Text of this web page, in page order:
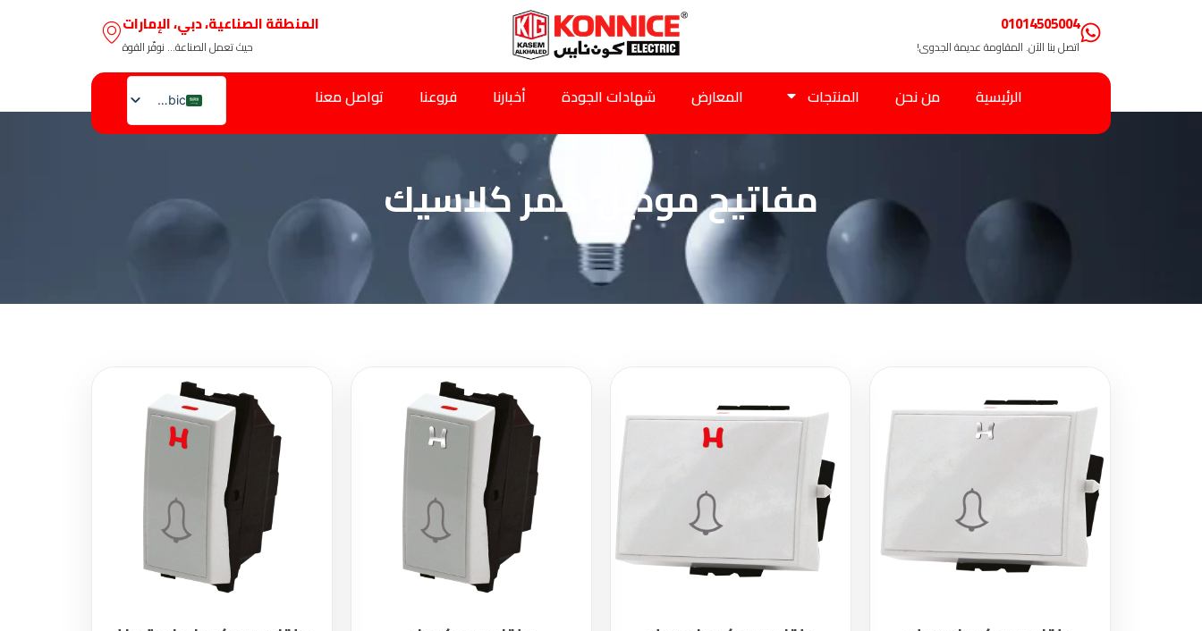
01014505004
اتصل بنا الآن. المقاومة عديمة الجدوى!
المنطقة الصناعية، دبي، الإمارات
حيث تعمل الصناعة… نوفّر القوة
Arabic
English
الرئيسية من نحن المنتجات المعارض شهادات الجودة أخبارنا فروعنا تواصل معنا
مفاتيح موديل همر كلاسيك